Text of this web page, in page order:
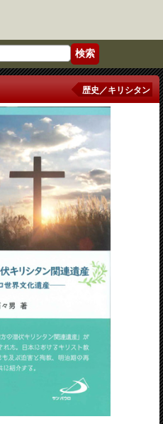
歴史／キリシタン